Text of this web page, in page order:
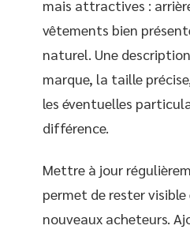
mais attractives :
vêtements bien
naturel. Une
marque, la taille
les éventuelles
différence.
Mettre à jour
permet de rester
nouveaux acheteurs.